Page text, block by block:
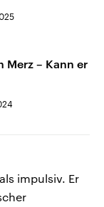
Merz – Kann er
impulsiv. Er